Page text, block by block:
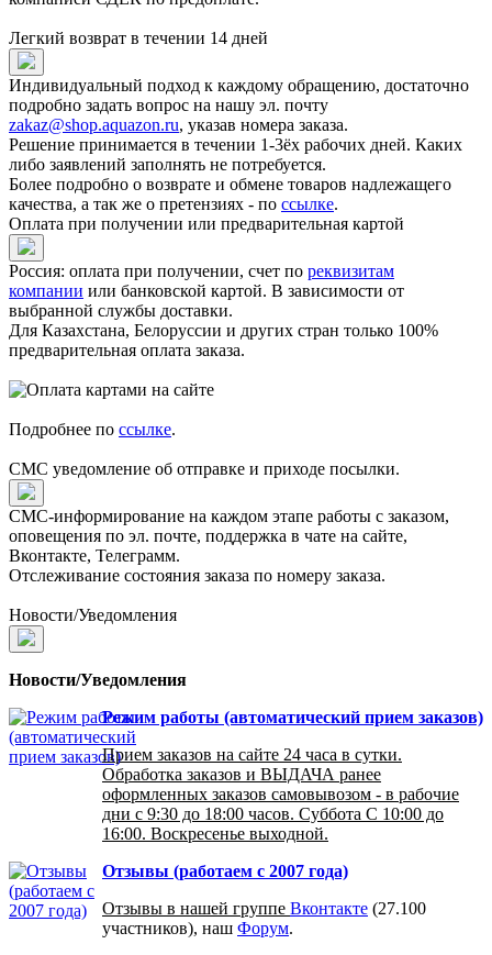
Легкий возврат в течении 14 дней
Индивидуальный подход к каждому обращению, достаточно
подробно задать вопрос на нашу эл. почту
zakaz@shop.aquazon.ru, указав номера заказа.
Решение принимается в течении 1-3ёх рабочих дней. Каких
либо заявлений заполнять не потребуется.
Более подробно о возврате и обмене товаров надлежащего
качества, а так же о претензиях - по ссылке.
Оплата при получении или предварительная картой
Россия: оплата при получении, счет по реквизитам
компании или банковской картой. В зависимости от
выбранной службы доставки.
Для Казахстана, Белоруссии и других стран только 100%
предварительная оплата заказа.
Подробнее по ссылке.
СМС уведомление об отправке и приходе посылки.
СМС-информирование на каждом этапе работы с заказом,
оповещения по эл. почте, поддержка в чате на сайте,
Вконтакте, Телеграмм.
Отслеживание состояния заказа по номеру заказа.
Новости/Уведомления
Новости/Уведомления
Режим работы (автоматический прием заказов)
Прием заказов на сайте 24 часа в сутки.
Обработка заказов и ВЫДАЧА ранее
оформленных заказов самовывозом - в рабочие
дни с 9:30 до 18:00 часов. Суббота С 10:00 до
16:00. Воскресенье выходной.
Отзывы (работаем с 2007 года)
Отзывы в нашей группе Вконтакте (27.100
участников), наш Форум.